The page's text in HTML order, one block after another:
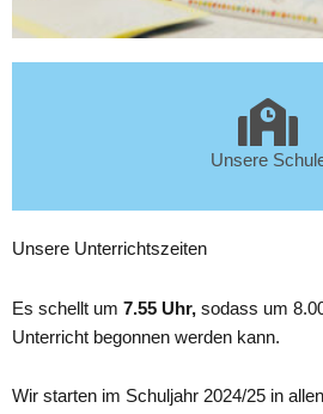
Unsere
Unsere Unterrichtszeiten
Es schellt um 7.55 Uhr, sodass um
Unterricht begonnen werden kann.
Wir starten im Schuljahr 2024/25 in